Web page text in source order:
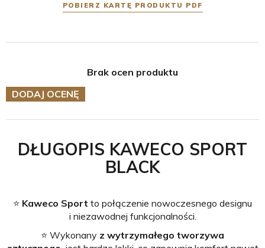
POBIERZ KARTĘ PRODUKTU PDF
Brak ocen produktu
DODAJ OCENĘ
DŁUGOPIS KAWECO SPORT
BLACK
⭐️ Kaweco Sport to połączenie nowoczesnego designu
i niezawodnej funkcjonalności.
⭐️ Wykonany z wytrzymałego tworzywa